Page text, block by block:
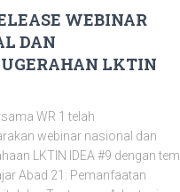
WEBINAR
DAN
LKTIN
WR 1 telah
webinar nasional dan
LKTIN IDEA #9 dengan
Abad 21: Pemanfaatan